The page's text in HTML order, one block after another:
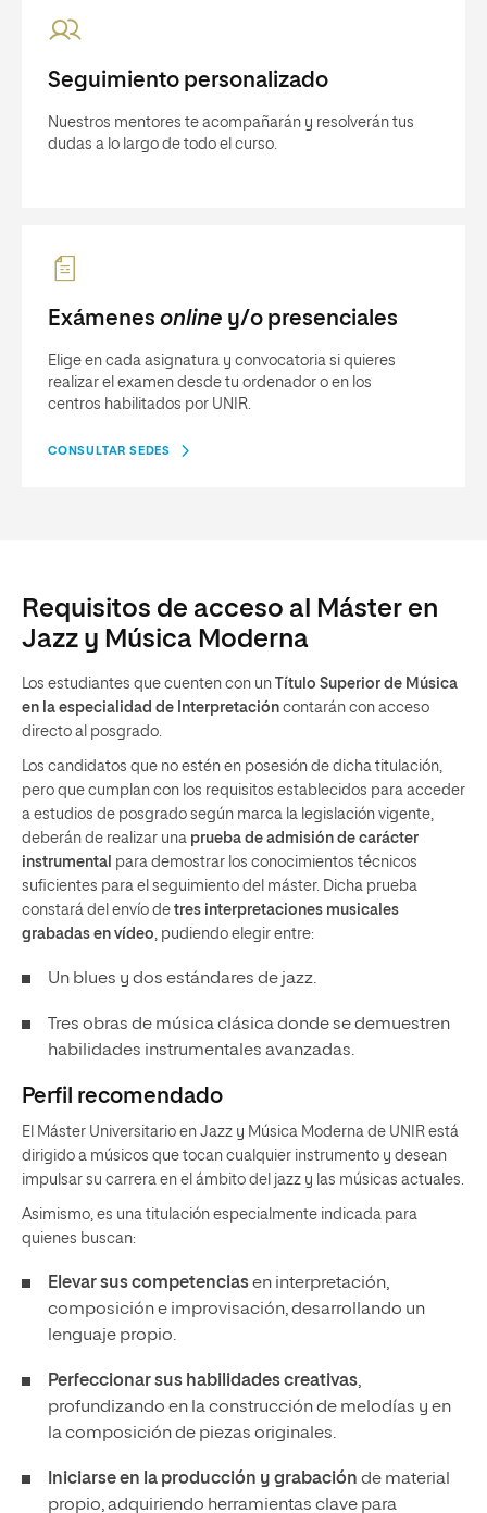
Seguimiento personalizado
Nuestros mentores te acompañarán y resolverán tus
dudas a lo largo de todo el curso.
Exámenes online y/o presenciales
Elige en cada asignatura y convocatoria si quieres
realizar el examen desde tu ordenador o en los
centros habilitados por UNIR.
CONSULTAR SEDES
Requisitos de acceso al Máster en
Jazz y Música Moderna
Los estudiantes que cuenten con un
Título Superior de Música
en la especialidad de Interpretación contarán con acceso
directo al posgrado.
Los candidatos que no estén en posesión de dicha titulación,
pero que cumplan con los requisitos establecidos para acceder
a estudios de posgrado según marca la legislación vigente,
deberán de realizar una prueba de admisión de carácter
instrumental para demostrar los conocimientos técnicos
suficientes para el seguimiento del máster. Dicha prueba
constará del envío de tres interpretaciones musicales
grabadas en vídeo, pudiendo elegir entre:
Un blues y dos estándares de jazz.
Tres obras de música clásica donde se demuestren
habilidades instrumentales avanzadas.
Perfil recomendado
El Máster Universitario en Jazz y Música Moderna de UNIR está
dirigido a músicos que tocan cualquier instrumento y desean
impulsar su carrera en el ámbito del jazz y las músicas actuales.
Asimismo, es una titulación especialmente indicada para
quienes buscan:
Elevar sus competenciasen interpretación,
composición e improvisación, desarrollando un
lenguaje propio.
Perfeccionar sus habilidades creativas,
profundizando en la construcción de melodías y en
la composición de piezas originales.
Iniciarse en la producción y grabación de material
propio, adquiriendo herramientas clave para